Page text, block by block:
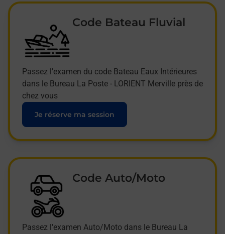
Code Bateau Fluvial
Passez l'examen du code Bateau Eaux Intérieures
dans le Bureau La Poste - LORIENT Merville près de
chez vous
Je réserve ma session
Code Auto/Moto
Passez l'examen Auto/Moto dans le Bureau La